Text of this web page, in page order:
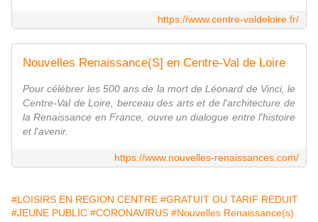
https://www.centre-valdeloire.fr/
Nouvelles Renaissance(S] en Centre-Val de Loire
Pour célébrer les 500 ans de la mort de Léonard de Vinci, le
Centre-Val de Loire, berceau des arts et de l'architecture de
la Renaissance en France, ouvre un dialogue entre l'histoire
et l'avenir.
https://www.nouvelles-renaissances.com/
#LOISIRS EN REGION CENTRE #GRATUIT OU TARIF REDUIT
#JEUNE PUBLIC #CORONAVIRUS #Nouvelles Renaissance(s)